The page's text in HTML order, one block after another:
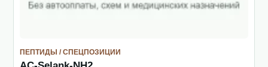
ПЕПТИДЫ / СПЕЦПОЗИЦИИ